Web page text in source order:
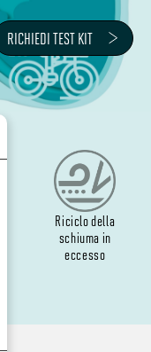
Riciclo della
schiuma in
eccesso
RICHIEDI TEST KIT